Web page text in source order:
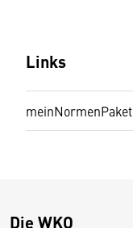
Links
meinNormenPaket
Die WKO